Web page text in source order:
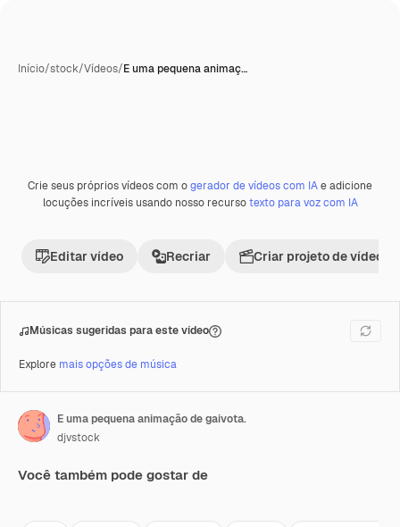
Início/stock/Vídeos/E uma pequena animaç…
Premium
Crie seus próprios vídeos com ogerador de vídeos com IAe adicione
locuções incríveis usando nosso recursotexto para voz com IA
Editar vídeo Recriar Criar projeto de vídeo
Músicas sugeridas para este vídeo
Explore mais opções de música
E uma pequena animação de gaivota.
djvstock
Você também pode gostar de